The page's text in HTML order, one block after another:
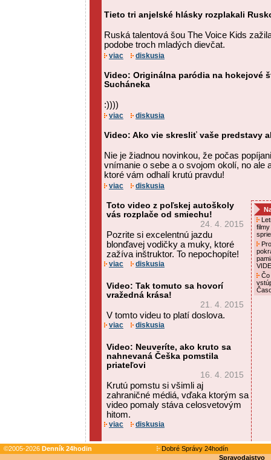
Tieto tri anjelské hlásky rozplakali
Ruská talentová šou The Voice Kids
podobe troch mladých dievčat.
viac diskusia
Video: Originálna paródia na hokejové
Sucháneka
:))))
viac diskusia
Video: Ako vie skresliť vaše predstavy
Nie je žiadnou novinkou, že počas
vnímanie o sebe a o svojom okolí, no ale
ktoré vám odhalí krutú pravdu!
viac diskusia
Toto video z poľskej autoškoly
vás rozplače od smiechu!
24. 4. 2015
Pozrite si excelentnú jazdu
blonďavej vodičky a muky, ktoré
zažíva inštruktor. To nepochopíte!
viac diskusia
Video: Tak tomuto sa hovorí
vražedná krása!
21. 4. 2015
V tomto videu to platí doslova.
viac diskusia
Video: Neuveríte, ako kruto sa
nahnevaná Češka pomstila
priateľovi
16. 4. 2015
Krutú pomstu si všimli aj
zahraničné médiá, vďaka ktorým sa
video pomaly stáva celosvetovým
hitom.
viac diskusia
Čo
©2005-2026 Denník 24hodin
Dobré Správy 24hodín
Spravodajstvo